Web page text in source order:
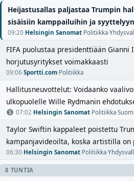
Heijastusallas paljastaa Trumpin
sisäisiin kamppailuihin ja syyttelyyn
09:20·Helsingin Sanomat·Politiikka·
FIFA puolustaa presidenttiään
horjutusyritykset voimakkaasti
09:06·Sportti.com·Politiikka
Hallitusneuvottelut: Voidaanko
ulkopuolelle Wille Rydmanin
07:02·Helsingin Sanomat·Politiikka·Suomi
Taylor Swiftin kappaleet poistettu
kampanjavideoilta, koska artistilla
06:30·Helsingin Sanomat·Politiikka·
8 TUNTIA